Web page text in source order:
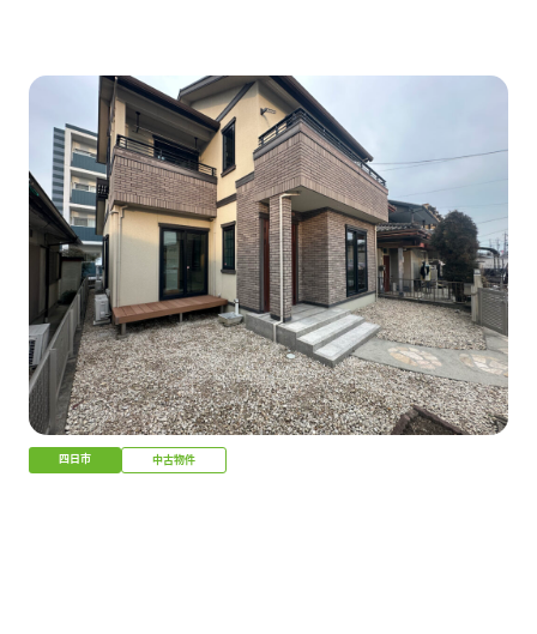
四日市 中古物件